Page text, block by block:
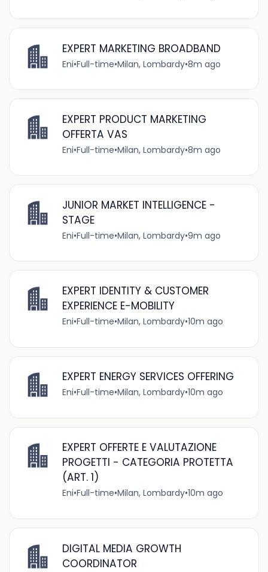
EXPERT MARKETING BROADBAND
Eni•Full-time•Milan, Lombardy•8m ago
EXPERT PRODUCT MARKETING
OFFERTA VAS
Eni•Full-time•Milan, Lombardy•8m ago
JUNIOR MARKET INTELLIGENCE -
STAGE
Eni•Full-time•Milan, Lombardy•9m ago
EXPERT IDENTITY & CUSTOMER
EXPERIENCE E-MOBILITY
Eni•Full-time•Milan, Lombardy•10m ago
EXPERT ENERGY SERVICES OFFERING
Eni•Full-time•Milan, Lombardy•10m ago
EXPERT OFFERTE E VALUTAZIONE
PROGETTI - CATEGORIA PROTETTA
(ART. 1)
Eni•Full-time•Milan, Lombardy•10m ago
DIGITAL MEDIA GROWTH
COORDINATOR